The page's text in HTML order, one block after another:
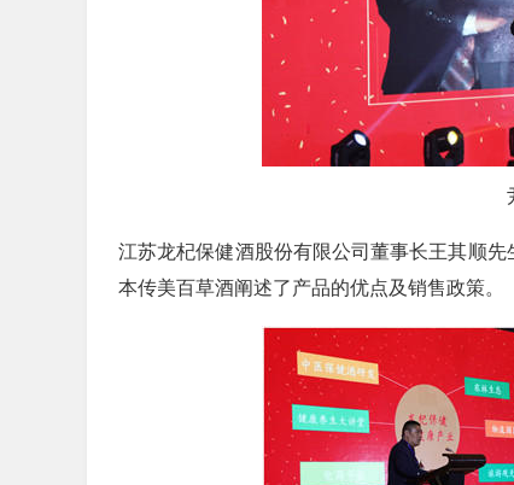
江苏龙杞保健酒股份有限公司董事长王其顺
本传美百草酒阐述了产品的优点及销售政策。